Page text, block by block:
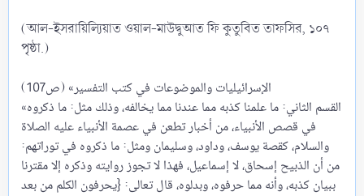
(আল-ইসরায়িল্যিয়াত ওয়াল-মাউদ্বুআত ফি কুতুবিত তাফসির, ১০৭
পৃষ্ঠা.)
الإسرائيليات والموضوعات في كتب التفسير» (ص107)
«القسم الثاني: ما علمنا كذبه مما عندنا مما يخالفه، وذلك مثل: ما ذكروه
في قصص الأنبياء، من أخبار تطعن في عصمة الأنبياء عليه الصلاة
والسلام، كقصة يوسف، وداود، وسليمان ومثل: ما ذكروه في توراتهم:
من أن الذبيح إسحاق، لا إسماعيل، فهذا لا تجوز روايته وذكره إلا مقترنا
ببيان كذبه، وأنه مما حرفوه، وبدلوه، قال تعالى: {يحرفون الكلم من بعد